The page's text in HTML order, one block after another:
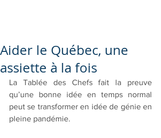
Aider le Québec, une
assiette à la fois
La Tablée des Chefs fait la preuve
qu’une bonne idée en temps normal
peut se transformer en idée de génie en
pleine pandémie.